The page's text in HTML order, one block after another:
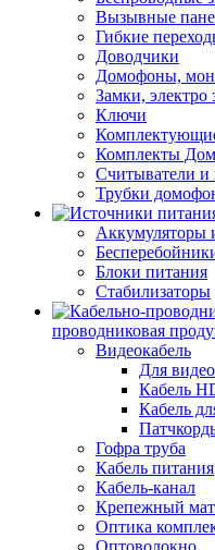
Вызывные
Гибкие
Доводчики
Домофоны,
Замки, электро
Ключи
Комплекты
Считыватели и
Трубки
Аккумуляторы
Блоки питания
Стабилизаторы
проводниковая
Видеокабель
Для
Кабель
Кабель
Гофра труба
Кабель питания
Кабель-канал
Крепежный
Оптика
Оптоволокно